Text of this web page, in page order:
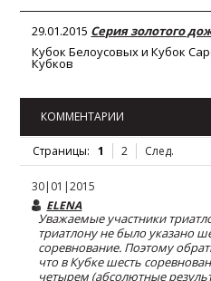
29.01.2015 Серия золотого
Кубок Белоусовых и Кубок
Кубков
КОММЕНТАРИИ
Страницы: 1 2 След.
30|01|2015
ELENA
Уважаемые участники
триатлону не было указано
соревнование. Поэтому
что в Кубке шесть
четырем (абсолютные